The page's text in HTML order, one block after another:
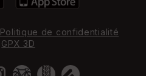
Politique de confidentialité
GPX 3D